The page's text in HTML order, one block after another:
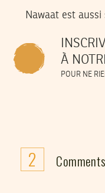
Nawaat est aussi
À
POUR NE
2 Comments